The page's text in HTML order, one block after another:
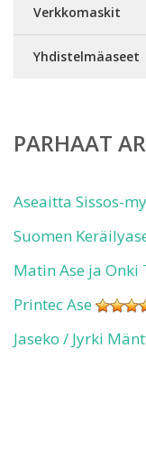
Verkkomaskit
Yhdistelmäaseet
PARHAAT
Aseaitta Sissos-
Suomen
Matin Ase ja Onki
Printec Ase
Jaseko / Jyrki